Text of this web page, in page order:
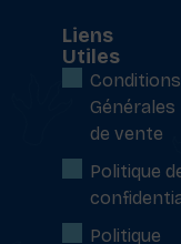
Liens
Utiles
Conditions
Générales
de vente
Politique
Politique